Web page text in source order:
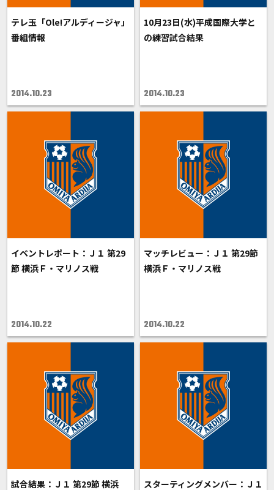
テレ玉「Ole!アルディージャ」
番組情報
2014.10.23
10月23日(水)平成国際大学と
の練習試合結果
2014.10.23
イベントレポート：Ｊ１ 第29
節 横浜Ｆ・マリノス戦
2014.10.22
マッチレビュー：Ｊ１ 第29節
横浜Ｆ・マリノス戦
2014.10.22
試合結果：Ｊ１ 第29節 横浜 スターティングメンバー：Ｊ１